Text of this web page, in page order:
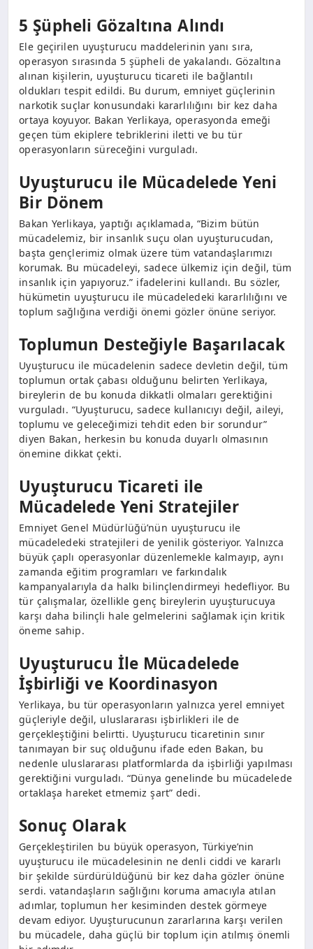
5 Şüpheli Gözaltına Alındı
Ele geçirilen uyuşturucu maddelerinin yanı sıra,
operasyon sırasında 5 şüpheli de yakalandı. Gözaltına
alınan kişilerin, uyuşturucu ticareti ile bağlantılı
oldukları tespit edildi. Bu durum, emniyet güçlerinin
narkotik suçlar konusundaki kararlılığını bir kez daha
ortaya koyuyor. Bakan Yerlikaya, operasyonda emeği
geçen tüm ekiplere tebriklerini iletti ve bu tür
operasyonların süreceğini vurguladı.
Uyuşturucu ile Mücadelede Yeni
Bir Dönem
Bakan Yerlikaya, yaptığı açıklamada, “Bizim bütün
mücadelemiz, bir insanlık suçu olan uyuşturucudan,
başta gençlerimiz olmak üzere tüm vatandaşlarımızı
korumak. Bu mücadeleyi, sadece ülkemiz için değil, tüm
insanlık için yapıyoruz.” ifadelerini kullandı. Bu sözler,
hükümetin uyuşturucu ile mücadeledeki kararlılığını ve
toplum sağlığına verdiği önemi gözler önüne seriyor.
Toplumun Desteğiyle Başarılacak
Uyuşturucu ile mücadelenin sadece devletin değil, tüm
toplumun ortak çabası olduğunu belirten Yerlikaya,
bireylerin de bu konuda dikkatli olmaları gerektiğini
vurguladı. “Uyuşturucu, sadece kullanıcıyı değil, aileyi,
toplumu ve geleceğimizi tehdit eden bir sorundur”
diyen Bakan, herkesin bu konuda duyarlı olmasının
önemine dikkat çekti.
Uyuşturucu Ticareti ile
Mücadelede Yeni Stratejiler
Emniyet Genel Müdürlüğü’nün uyuşturucu ile
mücadeledeki stratejileri de yenilik gösteriyor. Yalnızca
büyük çaplı operasyonlar düzenlemekle kalmayıp, aynı
zamanda eğitim programları ve farkındalık
kampanyalarıyla da halkı bilinçlendirmeyi hedefliyor. Bu
tür çalışmalar, özellikle genç bireylerin uyuşturucuya
karşı daha bilinçli hale gelmelerini sağlamak için kritik
öneme sahip.
Uyuşturucu İle Mücadelede
İşbirliği ve Koordinasyon
Yerlikaya, bu tür operasyonların yalnızca yerel emniyet
güçleriyle değil, uluslararası işbirlikleri ile de
gerçekleştiğini belirtti. Uyuşturucu ticaretinin sınır
tanımayan bir suç olduğunu ifade eden Bakan, bu
nedenle uluslararası platformlarda da işbirliği yapılması
gerektiğini vurguladı. “Dünya genelinde bu mücadelede
ortaklaşa hareket etmemiz şart” dedi.
Sonuç Olarak
Gerçekleştirilen bu büyük operasyon, Türkiye’nin
uyuşturucu ile mücadelesinin ne denli ciddi ve kararlı
bir şekilde sürdürüldüğünü bir kez daha gözler önüne
serdi. vatandaşların sağlığını koruma amacıyla atılan
adımlar, toplumun her kesiminden destek görmeye
devam ediyor. Uyuşturucunun zararlarına karşı verilen
bu mücadele, daha güçlü bir toplum için atılmış önemli